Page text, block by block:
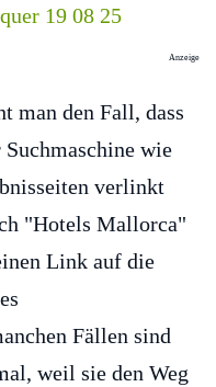
Anzeige
man den Fall, dass
wie
verlinkt
"Hotels Mallorca"
Link auf die
Fällen sind
weil sie den Weg